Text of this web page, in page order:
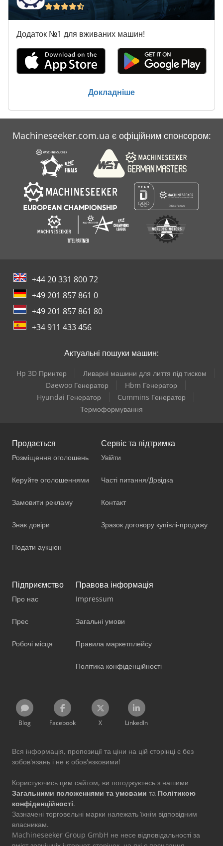
Додаток №1 для вживаних машин!
Докладніше
Machineseeker.com.ua є офіційним спонсором:
+44 20 331 800 72
+49 201 857 861 0
+49 201 857 861 80
+34 911 433 456
Актуальні пошуки машин:
Hp 3D Принтер
Ливарні машини для лиття під тиском
Daewoo Генератор
Hbm Генератор
Hyundai Генератор
Cummins Генератор
Термоформування
Продається
Розміщення оголошень
Керуйте оголошеннями
Замовити рекламу
Знак довіри
Подати аукціон
Сервіс та підтримка
Увійти
Часті питання/Довідка
Контакт
Зразок договору купівлі-продажу
Підприємство
Про нас
Прес
Робочі місця
Правова інформація
Impressum
Загальні умови
Правила маркетплейсу
Політика конфіденційності
Blog Facebook X LinkedIn
Вся інформація, пропозиції та ціни на цій сторінці є без
зобов'язань і не є обов'язковими!
Користуючись цим сайтом, ви погоджуєтесь з нашими
Загальними положеннями та умовами та Політикою
конфіденційності.
Зазначені торговельні марки належать їхнім відповідним
власникам.
Machineseeker Group GmbH не несе відповідальності за